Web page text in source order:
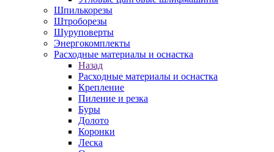
Шпилькорезы
Штроборезы
Шуруповерты
Энергокомплекты
Расходные материалы и оснастка
Назад
Расходные материалы и оснастка
Крепление
Пиление и резка
Буры
Долото
Коронки
Леска